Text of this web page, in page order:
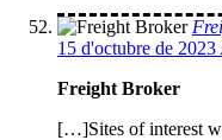
15 d'octubre de
Freight Broker
[…]Sites of interest